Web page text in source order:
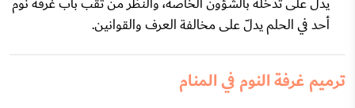
أحد في الحلم يدلّ على مخالفة العرف والقوانين.
ترميم غرفة النوم في المنام